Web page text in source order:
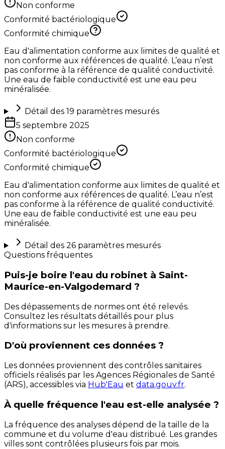
Non conforme
Conformité bactériologique
Conformité chimique
Eau d'alimentation conforme aux limites de qualité et
non conforme aux références de qualité. L’eau n’est
pas conforme à la référence de qualité conductivité.
Une eau de faible conductivité est une eau peu
minéralisée.
Détail des 19 paramètres mesurés
5 septembre 2025
Non conforme
Conformité bactériologique
Conformité chimique
Eau d'alimentation conforme aux limites de qualité et
non conforme aux références de qualité. L’eau n’est
pas conforme à la référence de qualité conductivité.
Une eau de faible conductivité est une eau peu
minéralisée.
Détail des 26paramètres mesurés
Questions fréquentes
Puis-je boire l'eau du robinet à Saint-
Maurice-en-Valgodemard ?
Des dépassements de normes ont été relevés.
Consultez les résultats détaillés pour plus
d'informations sur les mesures à prendre.
D'où proviennent ces données ?
Les données proviennent des contrôles sanitaires
officiels réalisés par les Agences Régionales de Santé
(ARS), accessibles via Hub'Eau et data.gouv.fr.
À quelle fréquence l'eau est-elle analysée ?
La fréquence des analyses dépend de la taille de la
commune et du volume d'eau distribué. Les grandes
villes sont contrôlées plusieurs fois par mois.